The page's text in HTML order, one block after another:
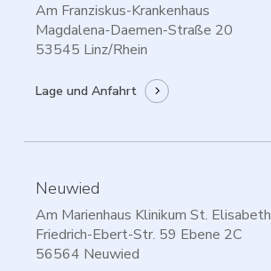
Am Franziskus-Krankenhaus
Magdalena-Daemen-Straße 20
53545 Linz/Rhein
Lage und Anfahrt
Neuwied
Am Marienhaus Klinikum St. Elisabeth
Friedrich-Ebert-Str. 59 Ebene 2C
56564 Neuwied